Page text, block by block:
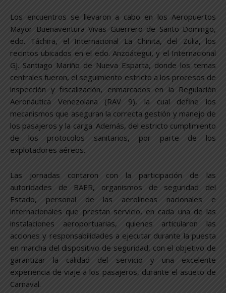
Los encuentros se llevaron a cabo en los Aeropuertos
Mayor Buenaventura Vivas Guerrero de Santo Domingo,
edo. Táchira, el Internacional La Chinita, del Zulia, los
recintos ubicados en el edo. Anzoátegui, y el Internacional
GJ. Santiago Mariño de Nueva Esparta, donde los temas
centrales fueron, el seguimiento estricto a los procesos de
inspección y fiscalización, enmarcados en la Regulación
Aeronáutica Venezolana (RAV 9), la cual define los
mecanismos que aseguran la correcta gestión y manejo de
los pasajeros y la carga. Además, del estricto cumplimiento
de los protocolos sanitarios, por parte de los
explotadores aéreos.
Las jornadas contaron con la participación de las
autoridades de BAER, organismos de seguridad del
Estado, personal de las aerolíneas nacionales e
internacionales que prestan servicio, en cada una de las
instalaciones aeroportuarias, quienes articularon las
acciones y responsabilidades a ejecutar durante la puesta
en marcha del dispositivo de seguridad, con el objetivo de
garantizar la calidad del servicio y una excelente
experiencia de viaje a los pasajeros, durante el asueto de
Carnaval.